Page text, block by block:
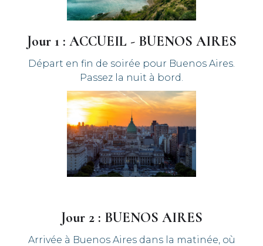
Jour 1 : ACCUEIL - BUENOS AIRES
Départ en fin de soirée pour Buenos Aires.
Passez la nuit à bord.
Jour 2 : BUENOS AIRES
Arrivée à Buenos Aires dans la matinée, où